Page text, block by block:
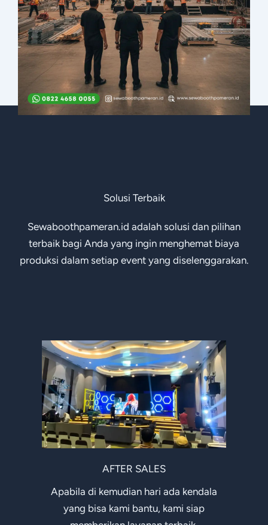
Solusi Terbaik
Sewaboothpameran.id adalah solusi dan pilihan
terbaik bagi Anda yang ingin menghemat biaya
produksi dalam setiap event yang diselenggarakan.
AFTER SALES
Apabila di kemudian hari ada kendala
yang bisa kami bantu, kami siap